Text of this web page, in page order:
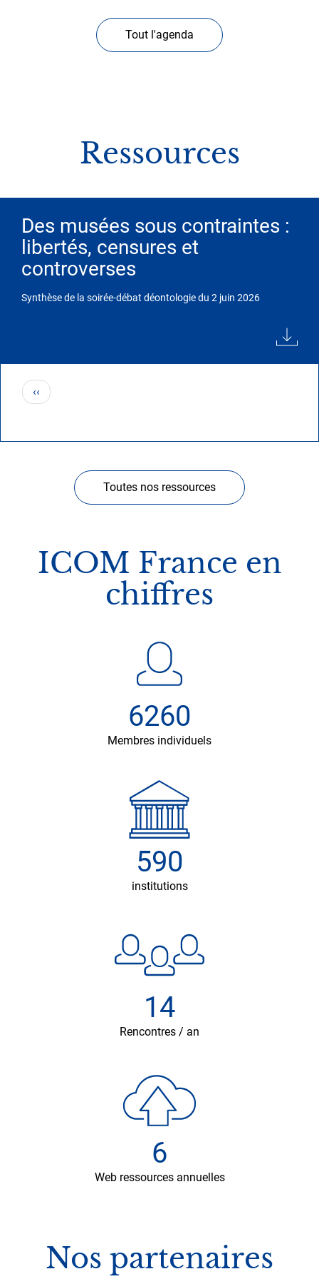
Tout l'agenda
Ressources
Des musées sous contraintes :
libertés, censures et
controverses
Synthèse de la soirée-débat déontologie du 2 juin 2026
Pagination
Page
précédente
‹‹
Toutes nos ressources
ICOM France en
chiffres
6260
Membres individuels
590
institutions
14
Rencontres / an
6
Web ressources annuelles
Nos partenaires